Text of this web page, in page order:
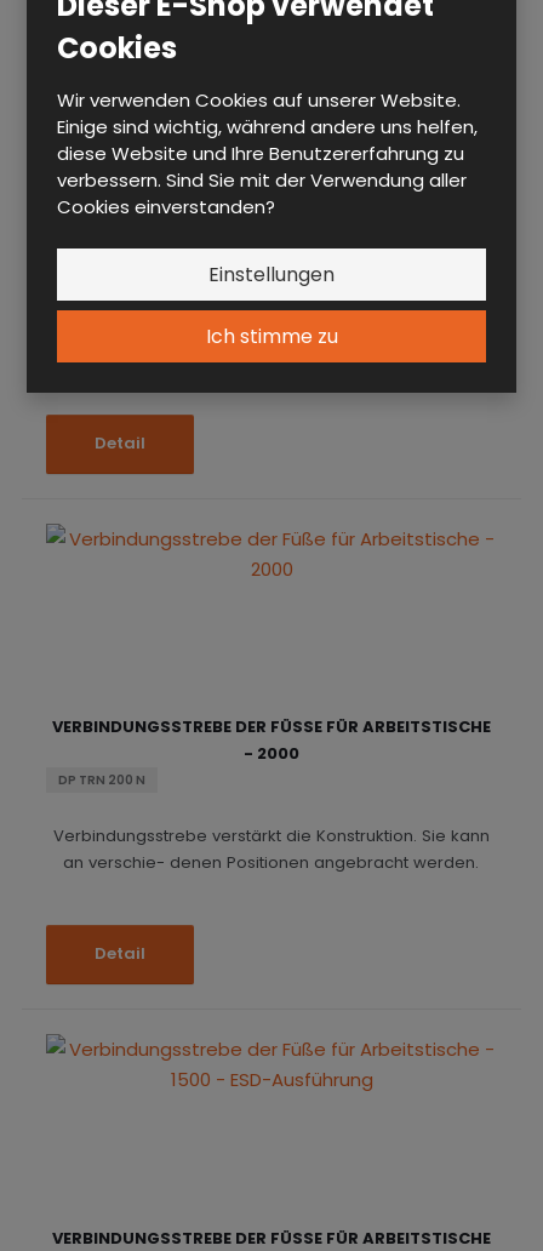
Cookies
Wir verwenden Cookies auf unserer Website.
Einige sind wichtig, während andere uns helfen,
diese Website und Ihre Benutzererfahrung zu
verbessern. Sind Sie mit der Verwendung aller
Cookies einverstanden?
Einstellungen
Ich stimme zu
VERBINDUNGSSTREBE DER FÜSSE FÜR ARBEITSTISCHE -
Verbindungsstrebe verstärkt die Konstruktion. Sie kann
Detail
VERBINDUNGSSTREBE DER FÜSSE FÜR ARBEITSTISCHE -
2000
DP TRN 200 N
Verbindungsstrebe verstärkt die Konstruktion. Sie kann
an verschie- denen Positionen angebracht werden.
Detail
VERBINDUNGSSTREBE DER FÜSSE FÜR ARBEITSTISCHE -